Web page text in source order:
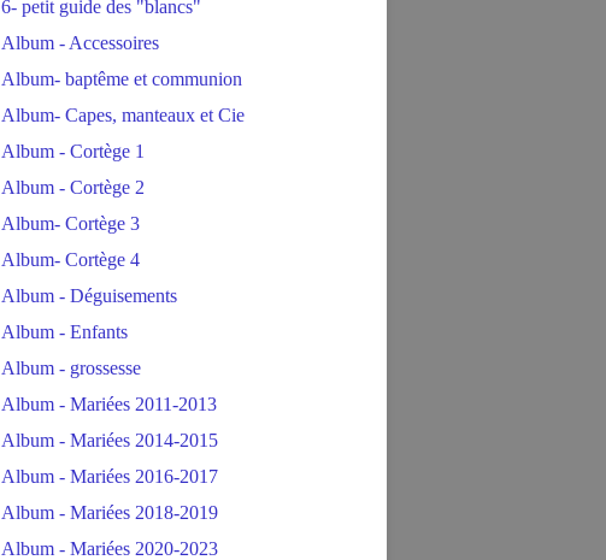
6- petit guide des "blancs"
Album - Accessoires
Album- baptême et communion
Album- Capes, manteaux et Cie
Album - Cortège 1
Album - Cortège 2
Album- Cortège 3
Album- Cortège 4
Album - Déguisements
Album - Enfants
Album - grossesse
Album - Mariées 2011-2013
Album - Mariées 2014-2015
Album - Mariées 2016-2017
Album - Mariées 2018-2019
Album - Mariées 2020-2023